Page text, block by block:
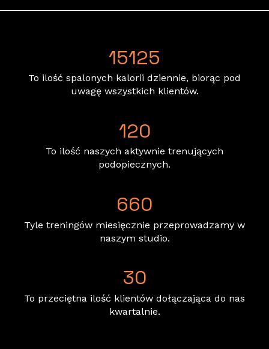
15125
To ilość spalonych kalorii dziennie, biorąc pod
uwagę wszystkich klientów.
120
To ilość naszych aktywnie trenujących
podopiecznych.
660
Tyle treningów miesięcznie przeprowadzamy w
naszym studio.
30
To przeciętna ilość klientów dołączająca do nas
kwartalnie.